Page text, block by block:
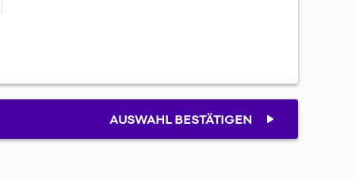
AUSWAHL BESTÄTIGEN